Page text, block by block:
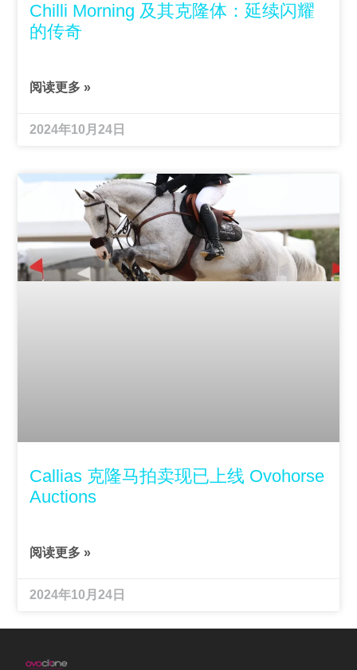
Chilli Morning 及其克隆体：延续闪耀
的传奇
阅读更多 »
2024年10月24日
Callias 克隆马拍卖现已上线 Ovohorse
Auctions
阅读更多 »
2024年10月24日